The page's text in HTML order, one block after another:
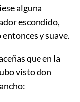
alguna
escondido,
y suave.
que en la
visto don